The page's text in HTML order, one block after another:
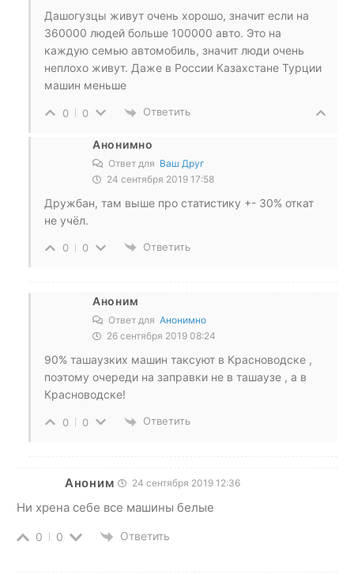
Дашогузцы живут очень хорошо, значит если на
360000 людей больше 100000 авто. Это на
каждую семью автомобиль, значит люди очень
неплохо живут. Даже в России Казахстане Турции
машин меньше
0 0 Ответить
Анонимно
Ответ для Ваш Друг
24 сентября 2019 17:58
Дружбан, там выше про статистику +- 30% откат
не учёл.
0 0 Ответить
Аноним
Ответ для Анонимно
26 сентября 2019 08:24
90% ташаузких машин таксуют в Красноводске ,
поэтому очереди на заправки не в ташаузе , а в
Красноводске!
0 0 Ответить
Аноним 24 сентября 2019 12:36
Ни хрена себе все машины белые
0 0 Ответить